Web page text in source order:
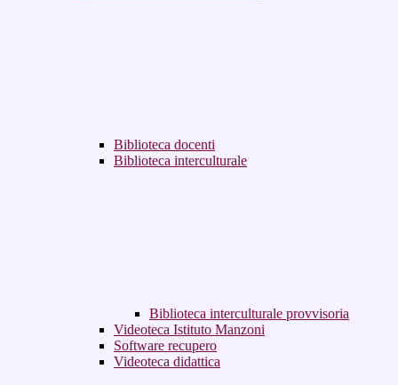
Biblioteca docenti
Biblioteca interculturale
Biblioteca interculturale provvisoria
Videoteca Istituto Manzoni
Software recupero
Videoteca didattica